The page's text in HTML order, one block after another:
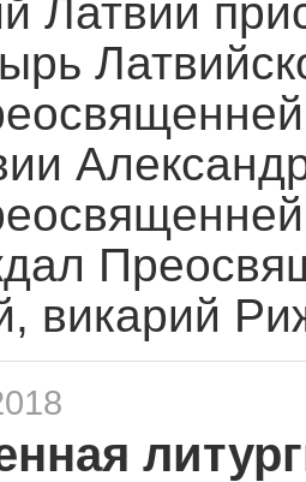
Латвии
викарий